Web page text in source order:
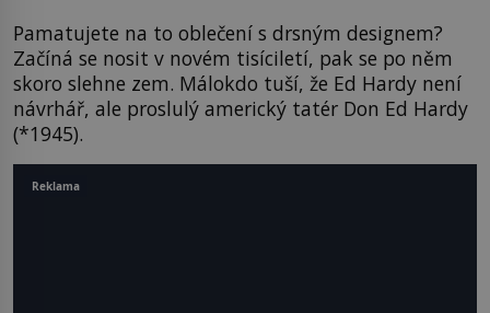
Pamatujete na to oblečení s drsným designem?
Začíná se nosit v novém tisíciletí, pak se po něm
skoro slehne zem. Málokdo tuší, že Ed Hardy není
návrhář, ale proslulý americký tatér Don Ed Hardy
(*1945).
Reklama